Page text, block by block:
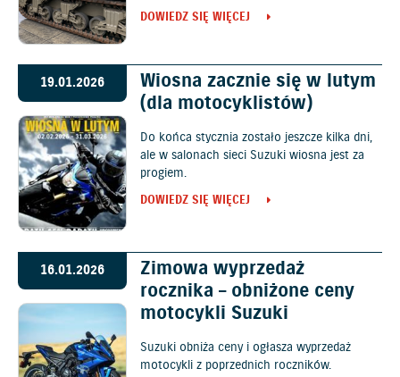
DOWIEDZ SIĘ WIĘCEJ
19.01.2026
Wiosna zacznie się w lutym
(dla motocyklistów)
Do końca stycznia zostało jeszcze kilka dni,
ale w salonach sieci Suzuki wiosna jest za
progiem.
DOWIEDZ SIĘ WIĘCEJ
16.01.2026
Zimowa wyprzedaż
rocznika – obniżone ceny
motocykli Suzuki
Suzuki obniża ceny i ogłasza wyprzedaż
motocykli z poprzednich roczników.